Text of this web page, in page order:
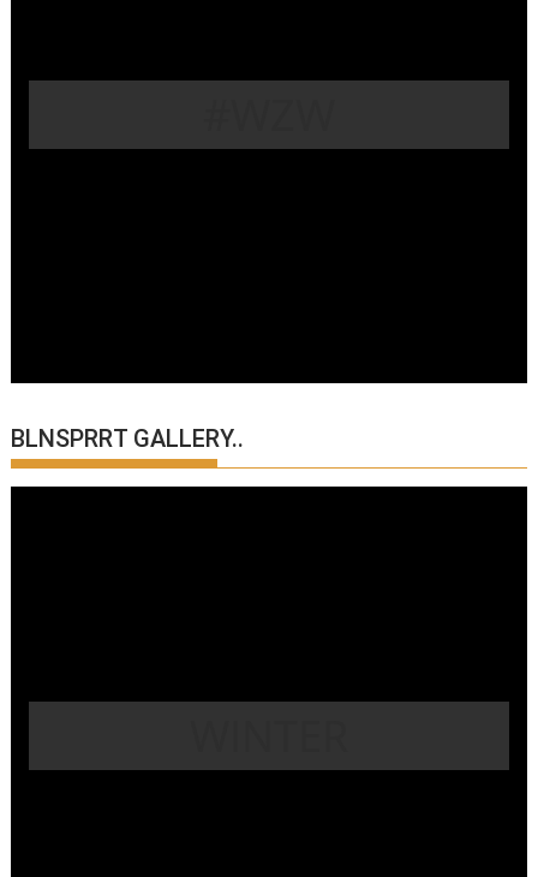
BLNSPRRT GALLERY..